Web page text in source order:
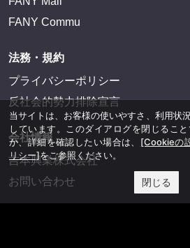
FANY Commu
法務・規約
プライバシーポリシー
反社会的勢力排除宣言
会社情報
吉本興業株式会社
お問い合わせ
当サイトは、お客様の使いやすさ、利用状
しています。このダイアログを閉じるこ
か、詳細を確認したい場合は、 [Cookieの
リシー]をご参照ください。
閉じる